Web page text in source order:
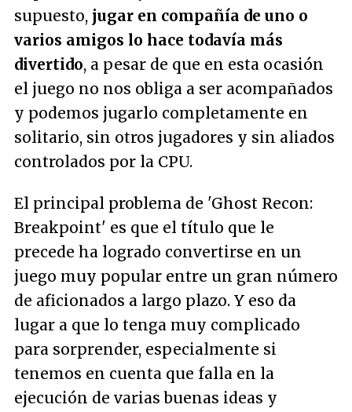
supuesto, jugar en compañía de uno o
varios amigos lo hace todavía más
divertido, a pesar de que en esta ocasión
el juego no nos obliga a ser acompañados
y podemos jugarlo completamente en
solitario, sin otros jugadores y sin aliados
controlados por la CPU.
El principal problema de 'Ghost Recon:
Breakpoint' es que el título que le
precede ha logrado convertirse en un
juego muy popular entre un gran número
de aficionados a largo plazo. Y eso da
lugar a que lo tenga muy complicado
para sorprender, especialmente si
tenemos en cuenta que falla en la
ejecución de varias buenas ideas y